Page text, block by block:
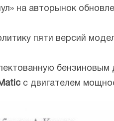
на авторынок
пяти версий
с двигателем